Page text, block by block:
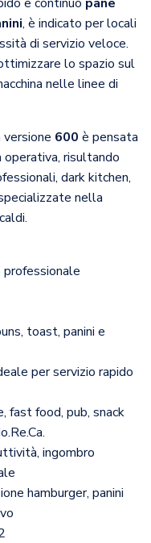
, è indicato per locali
di servizio veloce.
lo spazio sul
nelle linee di
600 è pensata
operativa, risultando
dark kitchen,
nella
toast, panini e
per servizio rapido
fast food, pub, snack
ingombro
hamburger, panini